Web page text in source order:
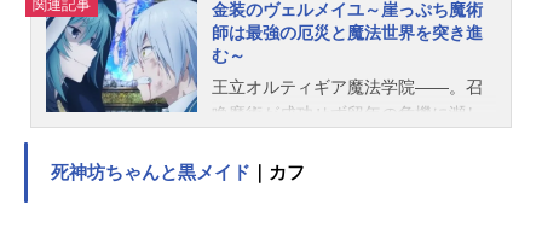
関連記事
金装のヴェルメイユ～崖っぷち魔術
師は最強の厄災と魔法世界を突き進
む～
王立オルティギア魔法学院――。召
喚魔術が成功せず留年の危機に瀕し
けた古びた召喚魔術の本から魔法陣
死神坊ちゃんと黒メイド ｜カフ